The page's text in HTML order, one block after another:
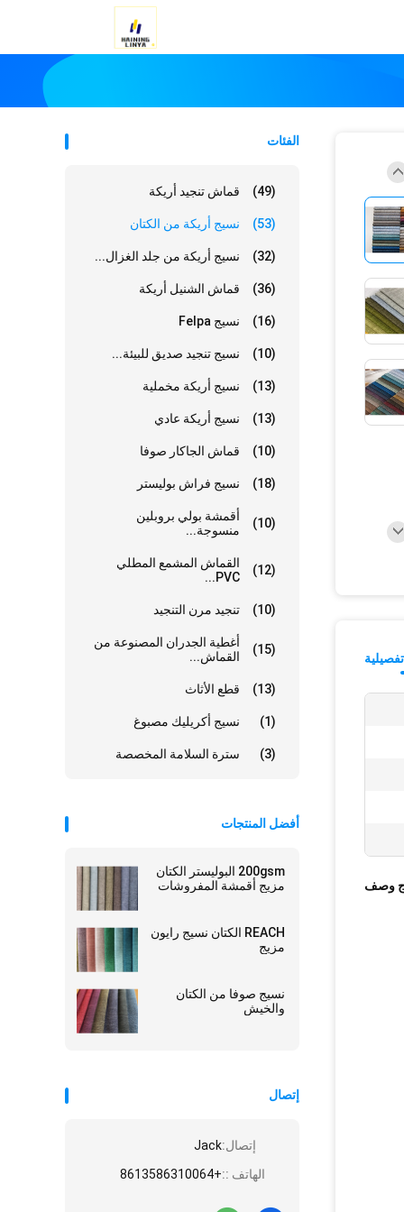
الفئات
قماش تنجيد أريكة (49)
نسيج أريكة من الكتان (53)
نسيج أريكة من جلد الغزال... (32)
قماش الشنيل أريكة (36)
نسيج Felpa (16)
نسيج تنجيد صديق للبيئة... (10)
نسيج أريكة مخملية (13)
نسيج أريكة عادي (13)
قماش الجاكار صوفا (10)
نسيج فراش بوليستر (18)
أقمشة بولي بروبلين
منسوجة...
(10)
القماش المشمع المطلي
PVC...
(12)
تنجيد مرن التنجيد (10)
أغطية الجدران المصنوعة من
القماش...
(15)
قطع الأثاث (13)
نسيج أكريليك مصبوغ (1)
سترة السلامة المخصصة (3)
أفضل المنتجات
200gsm البوليستر الكتان
مزيج أقمشة المفروشات
REACH الكتان نسيج رايون
مزيج
نسيج صوفا من الكتان
والخيش
إتصال
إتصال:Jack
الهاتف ::+8613586310064
وصف